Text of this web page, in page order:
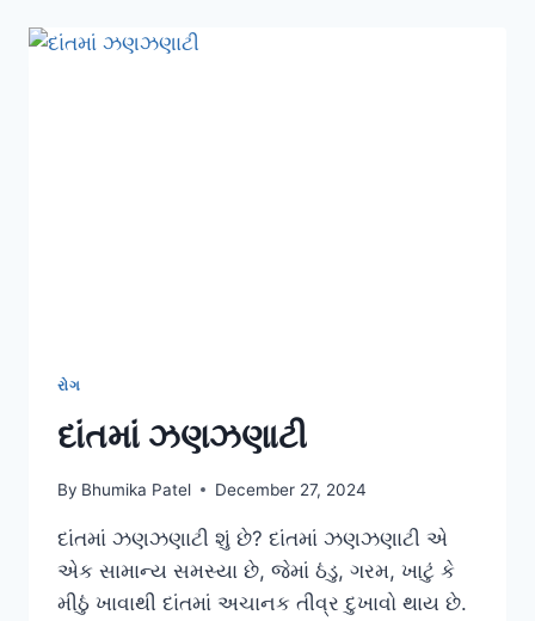
રોગ
દાંતમાં ઝણઝણાટી
By Bhumika Patel December 27, 2024
દાંતમાં ઝણઝણાટી શું છે? દાંતમાં ઝણઝણાટી એ
એક સામાન્ય સમસ્યા છે, જેમાં ઠંડુ, ગરમ, ખાટું કે
મીઠું ખાવાથી દાંતમાં અચાનક તીવ્ર દુખાવો થાય છે.